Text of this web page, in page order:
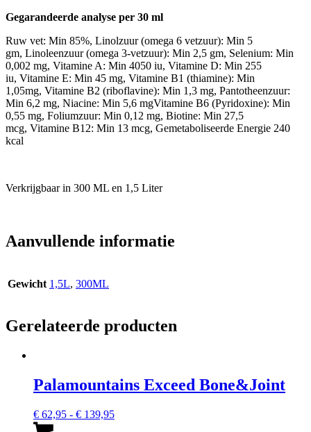
Gegarandeerde analyse per 30 ml
Ruw vet: Min 85%, Linolzuur (omega 6 vetzuur): Min 5
gm, Linoleenzuur (omega 3-vetzuur): Min 2,5 gm, Selenium: Min
0,002 mg, Vitamine A: Min 4050 iu, Vitamine D: Min 255
iu, Vitamine E: Min 45 mg, Vitamine B1 (thiamine): Min
1,05mg, Vitamine B2 (riboflavine): Min 1,3 mg, Pantotheenzuur:
Min 6,2 mg, Niacine: Min 5,6 mgVitamine B6 (Pyridoxine): Min
0,55 mg, Foliumzuur: Min 0,12 mg, Biotine: Min 27,5
mcg, Vitamine B12: Min 13 mcg, Gemetaboliseerde Energie 240
kcal
Verkrijgbaar in 300 ML en 1,5 Liter
Aanvullende informatie
Gewicht 1,5L, 300ML
Gerelateerde producten
Palamountains Exceed Bone&Joint
€ 62,95 - € 139,95Prijsklasse: